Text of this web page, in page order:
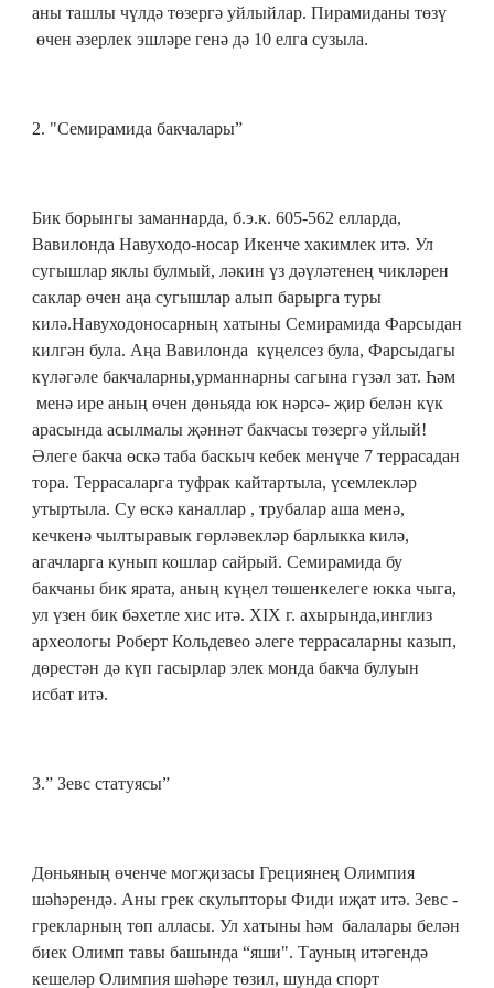
аны ташлы чүлдә төзергә уйлыйлар. Пирамиданы төзү
өчен әзерлек эшләре генә дә 10 елга сузыла.
2. "Семирамида бакчалары”
Бик борынгы заманнарда, б.э.к. 605-562 елларда,
Вавилонда Навуходо-носар Икенче хакимлек итә. Ул
сугышлар яклы булмый, ләкин үз дәүләтенең чикләрен
саклар өчен аңа сугышлар алып барырга туры
килә.Навуходоносарның хатыны Семирамида Фарсыдан
килгән була. Аңа Вавилонда күңелсез була, Фарсыдагы
күләгәле бакчаларны,урманнарны сагына гүзәл зат. Һәм
менә ире аның өчен дөньяда юк нәрсә- җир белән күк
арасында асылмалы җәннәт бакчасы төзергә уйлый!
Әлеге бакча өскә таба баскыч кебек менүче 7 террасадан
тора. Террасаларга туфрак кайтартыла, үсемлекләр
утыртыла. Су өскә каналлар , трубалар аша менә,
кечкенә чылтыравык гөрләвекләр барлыкка килә,
агачларга кунып кошлар сайрый. Семирамида бу
бакчаны бик ярата, аның күңел төшенкелеге юкка чыга,
ул үзен бик бәхетле хис итә. XIX г. ахырында,инглиз
археологы Роберт Кольдевео әлеге террасаларны казып,
дөрестән дә күп гасырлар элек монда бакча булуын
исбат итә.
3.” Зевс статуясы”
Дөньяның өченче могҗизасы Грециянең Олимпия
шәһәрендә. Аны грек скульпторы Фиди иҗат итә. Зевс -
грекларның төп алласы. Ул хатыны һәм балалары белән
биек Олимп тавы башында “яши". Тауның итәгендә
кешеләр Олимпия шәһәре төзил, шунда спорт